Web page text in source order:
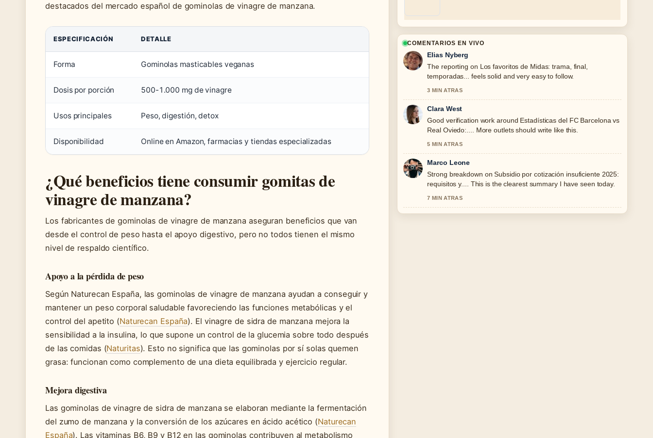
destacados del mercado español de gominolas de vinagre de manzana.
ESPECIFICACIÓN DETALLE
Forma Gominolas masticables veganas
Dosis por porción 500-1.000 mg de vinagre
Usos principales Peso, digestión, detox
Disponibilidad Online en Amazon, farmacias y tiendas especializadas
¿Qué beneficios tiene consumir gomitas de
vinagre de manzana?
Los fabricantes de gominolas de vinagre de manzana aseguran beneficios que van
desde el control de peso hasta el apoyo digestivo, pero no todos tienen el mismo
nivel de respaldo científico.
Apoyo a la pérdida de peso
Según Naturecan España, las gominolas de vinagre de manzana ayudan a conseguir y
mantener un peso corporal saludable favoreciendo las funciones metabólicas y el
control del apetito (Naturecan España). El vinagre de sidra de manzana mejora la
sensibilidad a la insulina, lo que supone un control de la glucemia sobre todo después
de las comidas (Naturitas). Esto no significa que las gominolas por sí solas quemen
grasa: funcionan como complemento de una dieta equilibrada y ejercicio regular.
Mejora digestiva
Las gominolas de vinagre de sidra de manzana se elaboran mediante la fermentación
del zumo de manzana y la conversión de los azúcares en ácido acético (Naturecan
España). Las vitaminas B6, B9 y B12 en las gominolas contribuyen al metabolismo
COMENTARIOS EN VIVO
Elias Nyberg
The reporting on Los favoritos de Midas: trama, final,
temporadas... feels solid and very easy to follow.
3 MIN ATRAS
Clara West
Good verification work around Estadísticas del FC Barcelona vs
Real Oviedo:.... More outlets should write like this.
5 MIN ATRAS
Marco Leone
Strong breakdown on Subsidio por cotización insuficiente 2025:
requisitos y.... This is the clearest summary I have seen today.
7 MIN ATRAS